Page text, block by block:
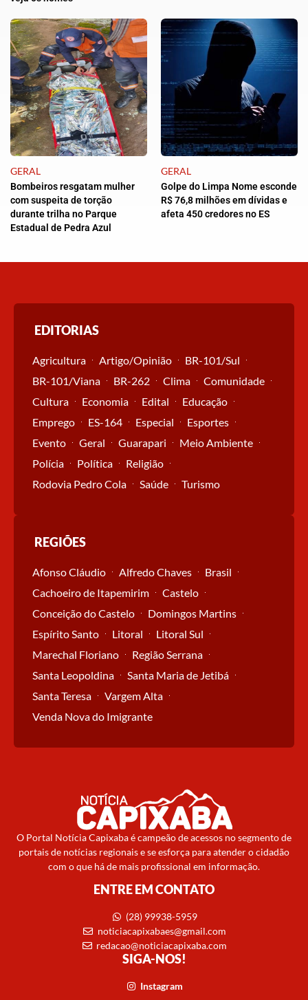
GERAL
Bombeiros resgatam mulher
com suspeita de torção
durante trilha no Parque
Estadual de Pedra Azul
GERAL
Golpe do Limpa Nome esconde
R$ 76,8 milhões em dívidas e
afeta 450 credores no ES
EDITORIAS
Agricultura Artigo/Opinião
BR-101/Sul
BR-101/Viana
BR-262 Clima
Comunidade
Cultura
Economia Edital
Educação
Emprego
ES-164 Especial
Esportes
Evento
Geral Guarapari
Meio Ambiente
Polícia
Política
Religião
Rodovia Pedro Cola
Saúde Turismo
REGIÕES
Afonso Cláudio Alfredo Chaves
Brasil
Cachoeiro de Itapemirim
Castelo
Conceição do Castelo
Domingos Martins
Espírito Santo
Litoral
Litoral Sul
Marechal Floriano
Região Serrana
Santa Leopoldina
Santa Maria de Jetibá
Santa Teresa
Vargem Alta
Venda Nova do Imigrante
O Portal Notícia Capixaba é campeão de acessos no segmento de
portais de notícias regionais e se esforça para atender o cidadão
com o que há de mais profissional em informação.
ENTRE EM CONTATO
(28) 99938-5959
noticiacapixabaes@gmail.com
redacao@noticiacapixaba.com
SIGA-NOS!
Instagram